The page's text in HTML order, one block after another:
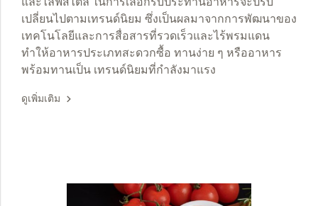
เปลี่ยนไปตามเทรนด์นิยม ซึ่งเป็นผลมาจากการพัฒนาของ
เทคโนโลยีและการสื่อสารที่รวดเร็วและไร้พรมแดน
ทำให้อาหารประเภทสะดวกซื้อ ทานง่าย ๆ หรืออาหาร
พร้อมทานเป็น เทรนด์นิยมที่กำลังมาแรง
ดูเพิ่มเติม